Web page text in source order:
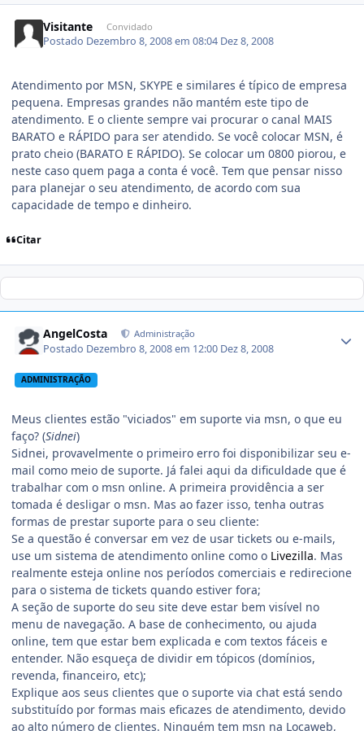
Visitante Convidado
Postado Dezembro 8, 2008 em 08:04 Dez 8, 2008
Atendimento por MSN, SKYPE e similares é típico de empresa
pequena. Empresas grandes não mantém este tipo de
atendimento. E o cliente sempre vai procurar o canal MAIS
BARATO e RÁPIDO para ser atendido. Se você colocar MSN, é
prato cheio (BARATO E RÁPIDO). Se colocar um 0800 piorou, e
neste caso quem paga a conta é você. Tem que pensar nisso
para planejar o seu atendimento, de acordo com sua
capacidade de tempo e dinheiro.
Citar
AngelCosta Administração
Postado Dezembro 8, 2008 em 12:00 Dez 8, 2008
ADMINISTRAÇÃO
Meus clientes estão "viciados" em suporte via msn, o que eu
faço? (Sidnei)
Sidnei, provavelmente o primeiro erro foi disponibilizar seu e-
mail como meio de suporte. Já falei aqui da dificuldade que é
trabalhar com o msn online. A primeira providência a ser
tomada é desligar o msn. Mas ao fazer isso, tenha outras
formas de prestar suporte para o seu cliente:
Se a questão é conversar em vez de usar tickets ou e-mails,
use um sistema de atendimento online como o Livezilla. Mas
realmente esteja online nos períodos comerciais e redirecione
para o sistema de tickets quando estiver fora;
A seção de suporte do seu site deve estar bem visível no
menu de navegação. A base de conhecimento, ou ajuda
online, tem que estar bem explicada e com textos fáceis e
entender. Não esqueça de dividir em tópicos (domínios,
revenda, financeiro, etc);
Explique aos seus clientes que o suporte via chat está sendo
substituído por formas mais eficazes de atendimento, devido
ao alto número de clientes. Ninguém tem msn na Locaweb,